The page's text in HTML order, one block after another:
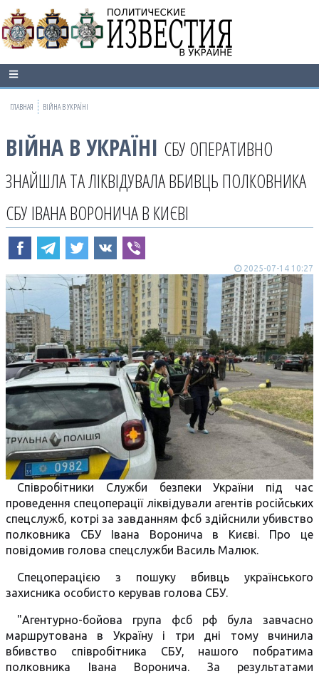
ГЛАВНАЯ ВІЙНА В УКРАЇНІ
ВІЙНА В УКРАЇНІ СБУ ОПЕРАТИВНО
ЗНАЙШЛА ТА ЛІКВІДУВАЛА ВБИВЦЬ ПОЛКОВНИКА
СБУ ІВАНА ВОРОНИЧА В КИЄВІ
2025-07-14 10:27
Співробітники Служби безпеки України під час
проведення спецоперації ліквідували агентів російських
спецслужб, котрі за завданням фсб здійснили убивство
полковника СБУ Івана Воронича в Києві. Про це
повідомив голова спецслужби Василь Малюк.
Спецоперацією з пошуку вбивць українського
захисника особисто керував голова СБУ.
"Агентурно-бойова група фсб рф була завчасно
маршрутована в Україну і три дні тому вчинила
вбивство співробітника СБУ, нашого побратима
полковника Івана Воронича. За результатами